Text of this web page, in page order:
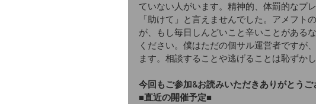
ていない人がいます。精神的、体罰的なプ
「助けて」と言えませんでした。アメフト
が、もし毎日しんどいこと辛いことがある
ください。僕はただの個サル運営者ですが
ます。相談することや逃げることは恥ずか
今回もご参加&お読みいただきありがとうご
■直近の開催予定■